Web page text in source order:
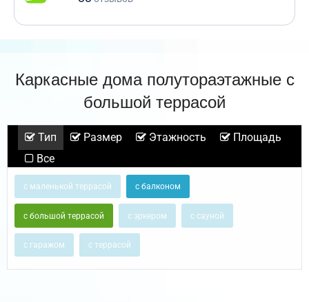
Каркасные дома полутораэтажные с
большой террасой
Тип Размер Этажность
Площадь
Все
с маленькой террасой с балконом
с большой террасой с эркером с сауной
с гаражом с террасой